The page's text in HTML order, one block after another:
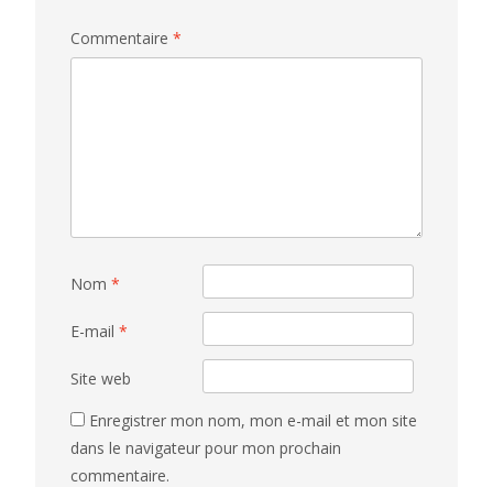
Commentaire *
Nom *
E-mail *
Site web
Enregistrer mon nom, mon e-mail et mon site
dans le navigateur pour mon prochain
commentaire.